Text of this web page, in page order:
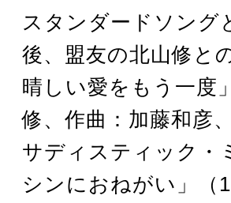
スタンダードソング
後、盟友の北山修と
晴しい愛をもう一度
修、作曲：加藤和彦
サディスティック・
シンにおねがい」（